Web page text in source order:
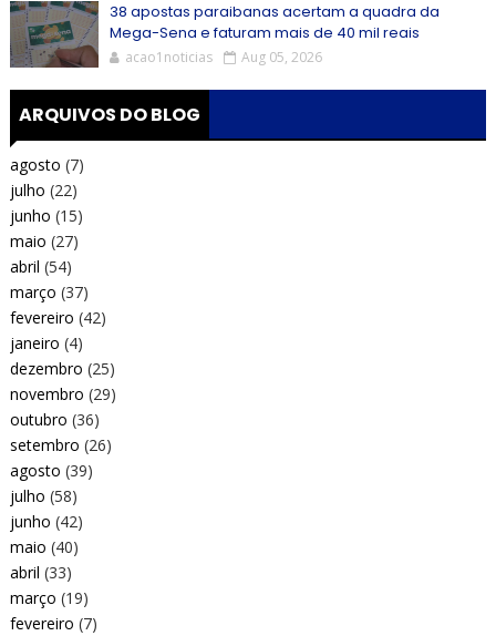
38 apostas paraibanas acertam a quadra da
Mega-Sena e faturam mais de 40 mil reais
acao1noticias Aug 05, 2026
ARQUIVOS DO BLOG
agosto (7)
julho (22)
junho (15)
maio (27)
abril (54)
março (37)
fevereiro (42)
janeiro (4)
dezembro (25)
novembro (29)
outubro (36)
setembro (26)
agosto (39)
julho (58)
junho (42)
maio (40)
abril (33)
março (19)
fevereiro (7)